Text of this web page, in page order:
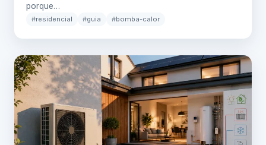
porque…
#residencial #guia #bomba-calor